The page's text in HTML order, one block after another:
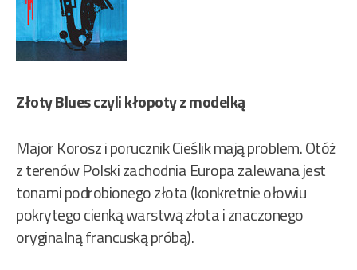
Złoty Blues czyli kłopoty z modelką
Major Korosz i porucznik Cieślik mają problem. Otóż
z terenów Polski zachodnia Europa zalewana jest
tonami podrobionego złota (konkretnie ołowiu
pokrytego cienką warstwą złota i znaczonego
oryginalną francuską próbą).